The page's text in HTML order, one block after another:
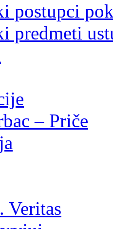
postupci
predmeti
– Priče
Veritas